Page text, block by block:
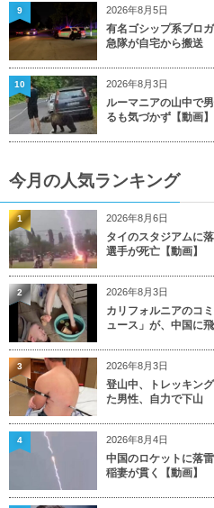
2026年8月5日
有名ゴシップ系ブロ
急隊が自宅から搬送
9
2026年8月3日
ルーマニアの山中で
るも気づかず【動画】
10
今月の人気ランキング
2026年8月6日
タイのスタジアムに
選手が死亡【動画】
1
2026年8月3日
カリフォルニアのコ
ュース」が、中国に
2
2026年8月3日
登山中、トレッキン
た男性、自力で下山
3
2026年8月4日
中国のロケットに落
稲妻が貫く【動画】
4